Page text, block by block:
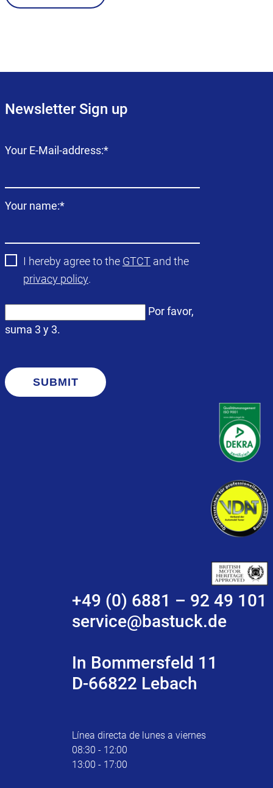
Newsletter Sign up
Campo
Your E-Mail-address:*
Campo
Your name:*
I hereby agree to the GTCT and the
privacy policy.
Por favor,
suma 3 y 3.
SUBMIT
+49 (0) 6881 – 92 49 101
service@bastuck.de
In Bommersfeld 11
D-66822 Lebach
Línea directa de lunes a viernes
08:30 - 12:00
13:00 - 17:00